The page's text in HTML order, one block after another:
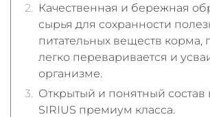
Качественная и бережная
сырья для сохранности
питательных веществ корма,
легко переваривается и
организме.
Открытый и понятный состав
SIRIUS премиум класса.